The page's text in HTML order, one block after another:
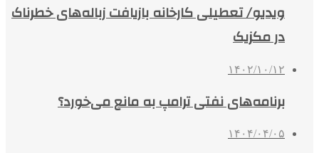
ویدیو/ تعطیلی کارخانه بازیافت زباله‌های خطرناک
در مکزیک
۱۴۰۲/۱۰/۱۲
برنامه‌های نفتی ترامپ به مانع می‌خورد؟
۱۴۰۴/۰۴/۰۵